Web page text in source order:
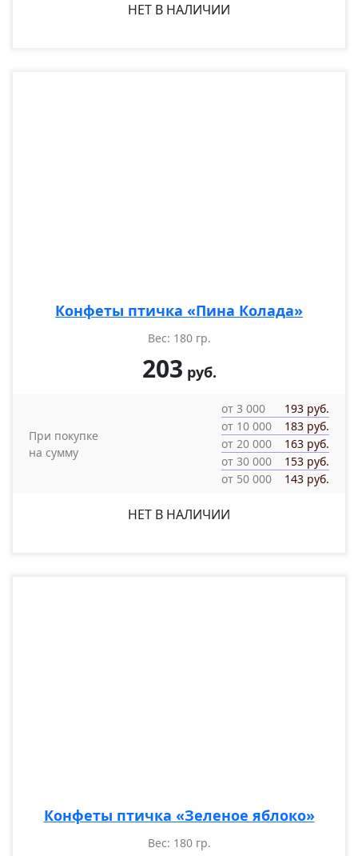
НЕТ В НАЛИЧИИ
Конфеты птичка «Пина Колада»
Вес: 180 гр.
203 руб.
При покупке
на сумму
от 3 000
193 руб.
от 10 000
183 руб.
от 20 000
163 руб.
от 30 000
153 руб.
от 50 000
143 руб.
НЕТ В НАЛИЧИИ
Конфеты птичка «Зеленое яблоко»
Вес: 180 гр.